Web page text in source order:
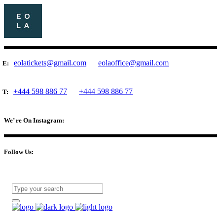
E: eolatickets@gmail.com eolaoffice@gmail.com
T: +444 598 886 77 +444 598 886 77
We’ re On Instagram:
Follow Us: